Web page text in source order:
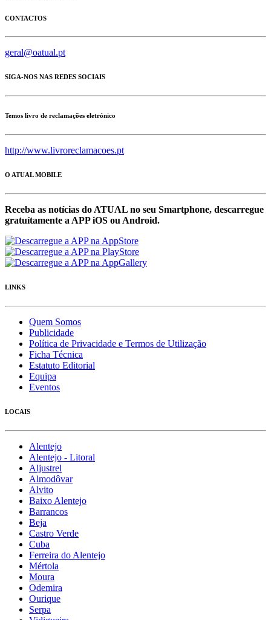
CONTACTOS
geral@oatual.pt
SIGA-NOS NAS REDES SOCIAIS
Temos livro de reclamações eletrónico
http://www.livroreclamacoes.pt
O ATUAL MOBILE
Receba as notícias do ATUAL no seu Smartphone, descarregue
gratuítamente a APP iOS ou Android.
LINKS
Quem Somos
Publicidade
Política de Privacidade e Termos de Utilização
Ficha Técnica
Estatuto Editorial
Equipa
Eventos
LOCAIS
Alentejo
Alentejo - Litoral
Aljustrel
Almodôvar
Alvito
Baixo Alentejo
Barrancos
Beja
Castro Verde
Cuba
Ferreira do Alentejo
Mértola
Moura
Odemira
Ourique
Serpa